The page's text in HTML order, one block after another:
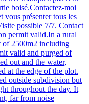
boisé.Contactez-moi
vous présenter tous les
possible 7/7. Contact
permit valid.In a rural
of 2500m2 including
valid and purged of
out and the water,
at the edge of the plot.
outside subdivision but
throughout the day. It
far from noise